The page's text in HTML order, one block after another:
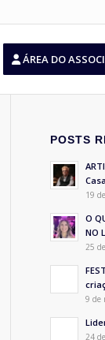
ÁREA DO
POSTS
19
O
NO
25
9 de
24